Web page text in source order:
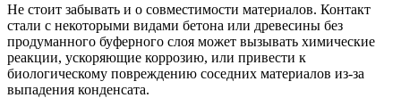
Не стоит забывать и о совместимости материалов. Контакт
стали с некоторыми видами бетона или древесины без
продуманного буферного слоя может вызывать химические
реакции, ускоряющие коррозию, или привести к
биологическому повреждению соседних материалов из-за
выпадения конденсата.